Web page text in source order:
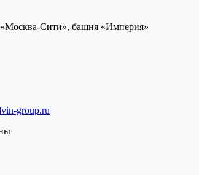
Сити», башня «Империя»
group.ru